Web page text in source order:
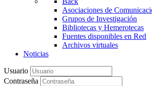
Asociaciones de
Grupos de Investigación
Bibliotecas y Hemerotecas
Fuentes disponibles en Red
Archivos virtuales
Noticias
Usuario
Contraseña